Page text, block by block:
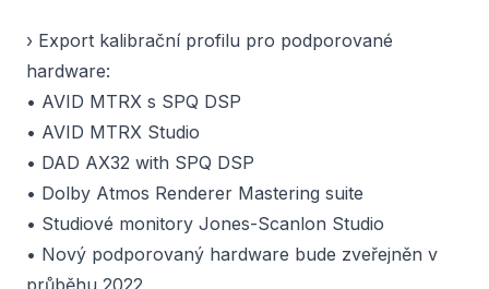
› Export kalibrační profilu pro podporované
hardware:
• AVID MTRX s SPQ DSP
• AVID MTRX Studio
• DAD AX32 with SPQ DSP
• Dolby Atmos Renderer Mastering suite
• Studiové monitory Jones-Scanlon Studio
• Nový podporovaný hardware bude zveřejněn v
průběhu 2022